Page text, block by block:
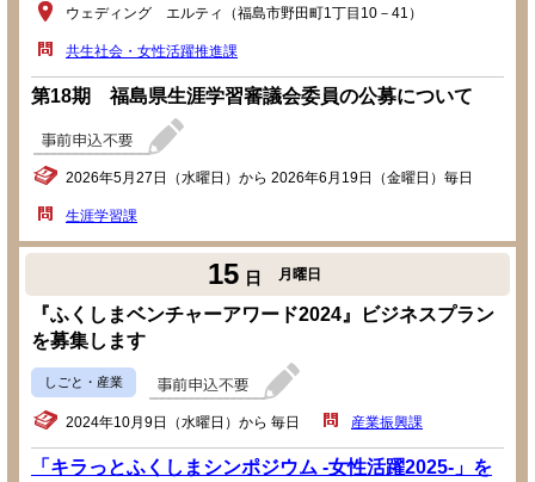
ウェディング エルティ（福島市野田町1丁目10－41）
共生社会・女性活躍推進課
第18期 福島県生涯学習審議会委員の公募について
2026年5月27日（水曜日）から 2026年6月19日（金曜日）毎日
生涯学習課
15 日 月曜日
『ふくしまベンチャーアワード2024』ビジネスプラン
を募集します
しごと・産業
2024年10月9日（水曜日）から 毎日 産業振興課
「キラっとふくしまシンポジウム -女性活躍2025-」を